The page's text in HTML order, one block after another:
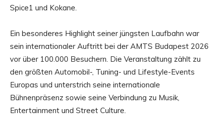
Spice1 und Kokane.
Ein besonderes Highlight seiner jüngsten Laufbahn war
sein internationaler Auftritt bei der AMTS Budapest 2026
vor über 100.000 Besuchern. Die Veranstaltung zählt zu
den größten Automobil-, Tuning- und Lifestyle-Events
Europas und unterstrich seine internationale
Bühnenpräsenz sowie seine Verbindung zu Musik,
Entertainment und Street Culture.